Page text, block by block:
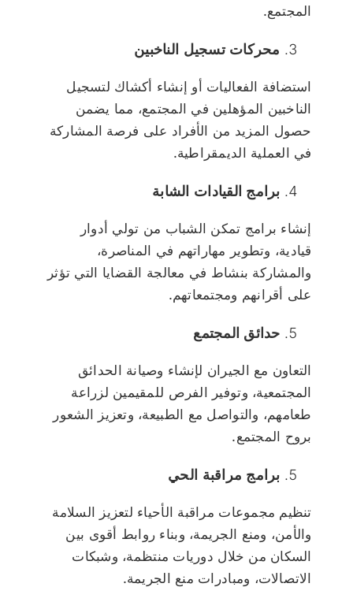
المجتمع.
محركات تسجيل الناخبين
استضافة الفعاليات أو إنشاء أكشاك لتسجيل
الناخبين المؤهلين في المجتمع، مما يضمن
حصول المزيد من الأفراد على فرصة المشاركة
في العملية الديمقراطية.
برامج القيادات الشابة
إنشاء برامج تمكن الشباب من تولي أدوار
قيادية، وتطوير مهاراتهم في المناصرة،
والمشاركة بنشاط في معالجة القضايا التي تؤثر
على أقرانهم ومجتمعاتهم.
حدائق المجتمع
التعاون مع الجيران لإنشاء وصيانة الحدائق
المجتمعية، وتوفير الفرص للمقيمين لزراعة
طعامهم، والتواصل مع الطبيعة، وتعزيز الشعور
بروح المجتمع.
برامج مراقبة الحي
تنظيم مجموعات مراقبة الأحياء لتعزيز السلامة
والأمن، ومنع الجريمة، وبناء روابط أقوى بين
السكان من خلال دوريات منتظمة، وشبكات
الاتصالات، ومبادرات منع الجريمة.